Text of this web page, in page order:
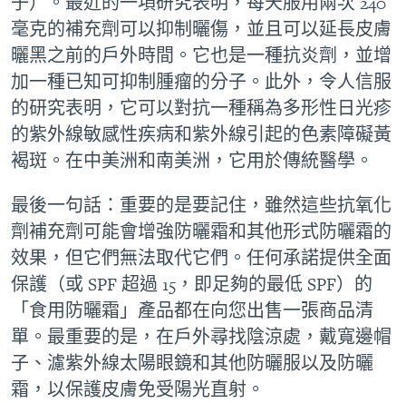
毫克的補充劑可以抑制曬傷，並且可以延長皮膚
曬黑之前的戶外時間。它也是一種抗炎劑，並增
加一種已知可抑制腫瘤的分子。此外，令人信服
的研究表明，它可以對抗一種稱為多形性日光疹
的紫外線敏感性疾病和紫外線引起的色素障礙黃
褐斑。在中美洲和南美洲，它用於傳統醫學。
最後一句話：重要的是要記住，雖然這些抗氧化
劑補充劑可能會增強防曬霜和其他形式防曬霜的
效果，但它們無法取代它們。任何承諾提供全面
保護（或 SPF 超過 15，即足夠的最低 SPF）的
「食用防曬霜」產品都在向您出售一張商品清
單。最重要的是，在戶外尋找陰涼處，戴寬邊帽
子、濾紫外線太陽眼鏡和其他防曬服以及防曬
霜，以保護皮膚免受陽光直射。